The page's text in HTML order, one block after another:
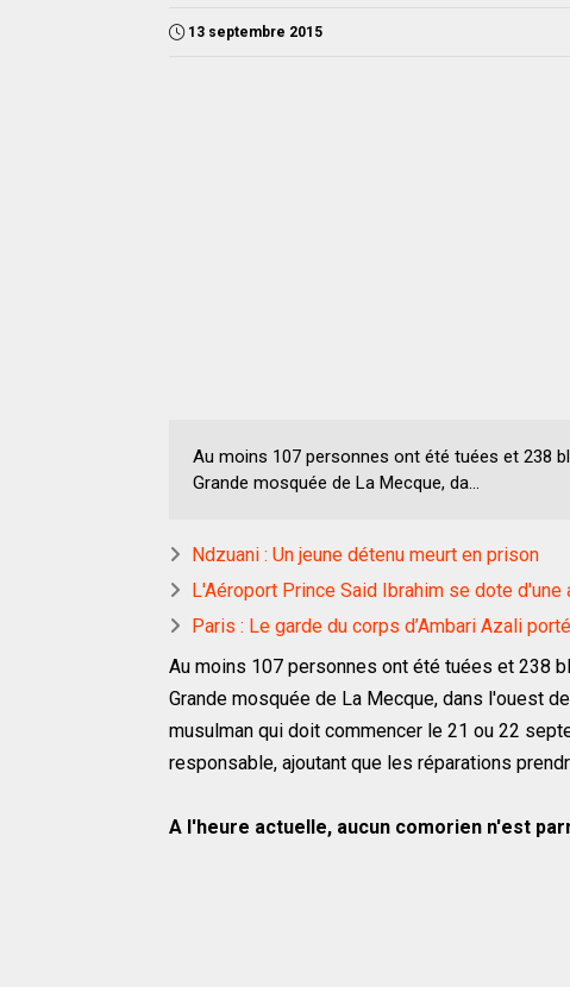
13 septembre 2015
Au moins 107 personnes ont été tuées et 238
Grande mosquée de La Mecque, da...
Ndzuani : Un jeune détenu meurt en prison
L'Aéroport Prince Said Ibrahim se dote
Paris : Le garde du corps d’Ambari Azali
Au moins 107 personnes ont été tuées et 238
Grande mosquée de La Mecque, dans l'ouest
musulman qui doit commencer le 21 ou 22
responsable, ajoutant que les réparations
A l'heure actuelle, aucun comorien n'est